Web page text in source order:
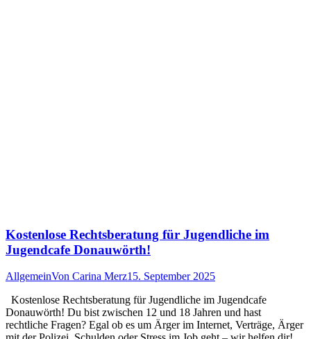
Kostenlose Rechtsberatung für Jugendliche im
Jugendcafe Donauwörth!
AllgemeinVon Carina Merz15. September 2025
Kostenlose Rechtsberatung für Jugendliche im Jugendcafe
Donauwörth! Du bist zwischen 12 und 18 Jahren und hast
rechtliche Fragen? Egal ob es um Ärger im Internet, Verträge, Ärger